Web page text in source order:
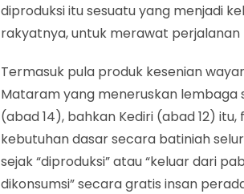
diproduksi itu sesuatu yang menjadi
rakyatnya, untuk merawat
Termasuk pula produk kesenian
Mataram yang meneruskan lembaga
(abad 14), bahkan Kediri (abad 12)
kebutuhan dasar secara batiniah
sejak “diproduksi” atau “keluar dari
dikonsumsi” secara gratis insan